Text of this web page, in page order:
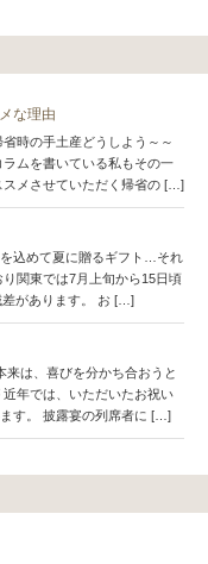
な理由
時の手土産どうしよう～～
ムを書いている私もその一
スメさせていただく帰省の […]
込めて夏に贈るギフト…それ
関東では7月上旬から15日頃
差があります。 お […]
来は、喜びを分かち合おうと
年では、いただいたお祝い
す。 披露宴の列席者に […]